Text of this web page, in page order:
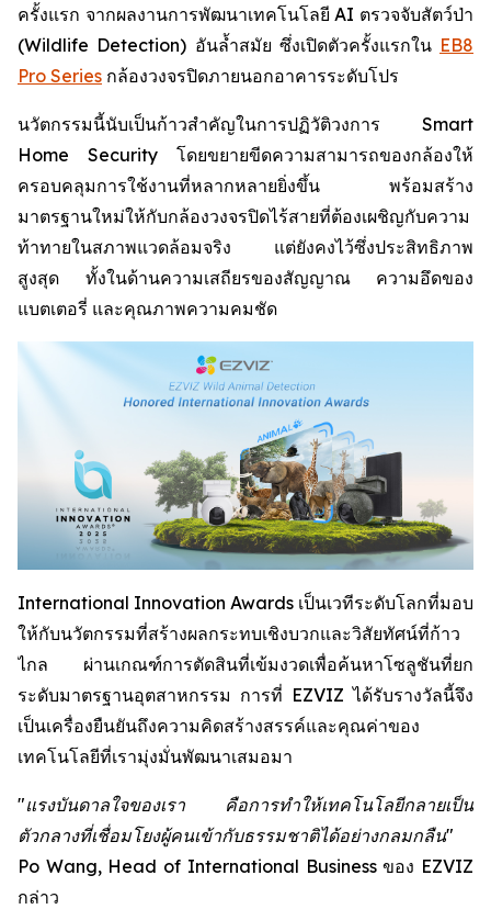
ครั้งแรก จากผลงานการพัฒนาเทคโนโลยี AI ตรวจจับสัตว์ป่า
(Wildlife Detection) อันล้ำสมัย ซึ่งเปิดตัวครั้งแรกใน EB8
Pro Series กล้องวงจรปิดภายนอกอาคารระดับโปร
นวัตกรรมนี้นับเป็นก้าวสำคัญในการปฏิวัติวงการ Smart
Home Security โดยขยายขีดความสามารถของกล้องให้
ครอบคลุมการใช้งานที่หลากหลายยิ่งขึ้น พร้อมสร้าง
มาตรฐานใหม่ให้กับกล้องวงจรปิดไร้สายที่ต้องเผชิญกับความ
ท้าทายในสภาพแวดล้อมจริง แต่ยังคงไว้ซึ่งประสิทธิภาพ
สูงสุด ทั้งในด้านความเสถียรของสัญญาณ ความอึดของ
แบตเตอรี่ และคุณภาพความคมชัด
International Innovation Awards เป็นเวทีระดับโลกที่มอบ
ให้กับนวัตกรรมที่สร้างผลกระทบเชิงบวกและวิสัยทัศน์ที่ก้าว
ไกล ผ่านเกณฑ์การตัดสินที่เข้มงวดเพื่อค้นหาโซลูชันที่ยก
ระดับมาตรฐานอุตสาหกรรม การที่ EZVIZ ได้รับรางวัลนี้จึง
เป็นเครื่องยืนยันถึงความคิดสร้างสรรค์และคุณค่าของ
เทคโนโลยีที่เรามุ่งมั่นพัฒนาเสมอมา
"แรงบันดาลใจของเรา คือการทำให้เทคโนโลยีกลายเป็น
ตัวกลางที่เชื่อมโยงผู้คนเข้ากับธรรมชาติได้อย่างกลมกลืน"
Po Wang, Head of International Business ของ EZVIZ
กล่าว